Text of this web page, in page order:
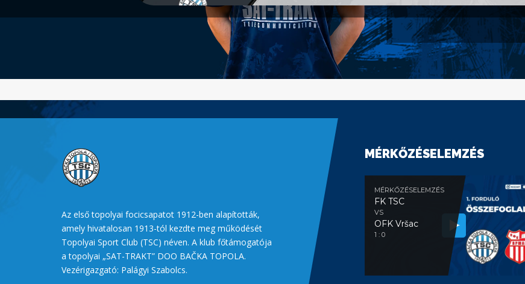
Az első topolyai focicsapatot 1912-ben alapították,
amely hivatalosan 1913-tól kezdte meg működését
Topolyai Sport Club (TSC) néven. A klub főtámogatója
a topolyai „SAT-TRAKT” DOO BAČKA TOPOLA.
Vezérigazgató: Palágyi Szabolcs.
MÉRKŐZÉSELEMZÉS
MÉRKŐZÉSELEMZÉS
FK TSC
VS
OFK Vršac
1 : 0